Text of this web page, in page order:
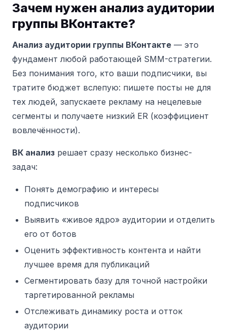
Зачем нужен анализ аудитории
группы ВКонтакте?
Анализ аудитории группы ВКонтакте — это
фундамент любой работающей SMM-стратегии.
Без понимания того, кто ваши подписчики, вы
тратите бюджет вслепую: пишете посты не для
тех людей, запускаете рекламу на нецелевые
сегменты и получаете низкий ER (коэффициент
вовлечённости).
ВК анализ решает сразу несколько бизнес-
задач:
Понять демографию и интересы
подписчиков
Выявить «живое ядро» аудитории и отделить
его от ботов
Оценить эффективность контента и найти
лучшее время для публикаций
Сегментировать базу для точной настройки
таргетированной рекламы
Отслеживать динамику роста и отток
аудитории